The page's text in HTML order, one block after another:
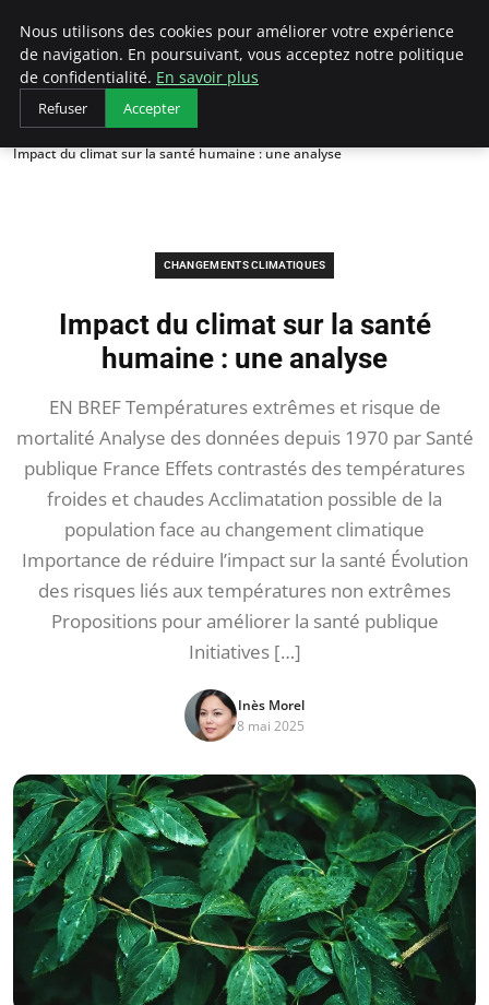
Arcticclimateemergency
Accueil
Changements Climatiques
Impact du climat sur la santé humaine : une analyse
CHANGEMENTS CLIMATIQUES
Impact du climat sur la santé
humaine : une analyse
EN BREF Températures extrêmes et risque de
mortalité Analyse des données depuis 1970 par Santé
publique France Effets contrastés des températures
froides et chaudes Acclimatation possible de la
population face au changement climatique
Importance de réduire l’impact sur la santé Évolution
des risques liés aux températures non extrêmes
Propositions pour améliorer la santé publique
Initiatives […]
Inès Morel
8 mai 2025
Nous utilisons des cookies pour améliorer votre expérience
de navigation. En poursuivant, vous acceptez notre politique
de confidentialité. En savoir plus
Refuser Accepter